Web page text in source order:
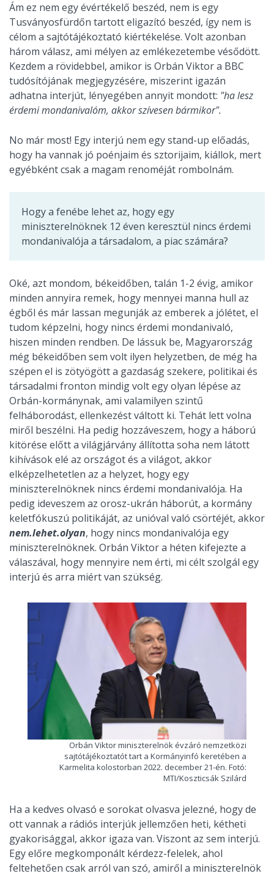
Ám ez nem egy évértékelő beszéd, nem is egy
Tusványosfürdőn tartott eligazító beszéd, így nem is
célom a sajtótájékoztató kiértékelése. Volt azonban
három válasz, ami mélyen az emlékezetembe vésődött.
Kezdem a rövidebbel, amikor is Orbán Viktor a BBC
tudósítójának megjegyzésére, miszerint igazán
adhatna interjút, lényegében annyit mondott: "ha lesz
érdemi mondanivalóm, akkor szívesen bármikor".
No már most! Egy interjú nem egy stand-up előadás,
hogy ha vannak jó poénjaim és sztorijaim, kiállok, mert
egyébként csak a magam renoméját rombolnám.
Hogy a fenébe lehet az, hogy egy
miniszterelnöknek 12 éven keresztül nincs érdemi
mondanivalója a társadalom, a piac számára?
Oké, azt mondom, békeidőben, talán 1-2 évig, amikor
minden annyira remek, hogy mennyei manna hull az
égből és már lassan megunják az emberek a jólétet, el
tudom képzelni, hogy nincs érdemi mondanivaló,
hiszen minden rendben. De lássuk be, Magyarország
még békeidőben sem volt ilyen helyzetben, de még ha
szépen el is zötyögött a gazdaság szekere, politikai és
társadalmi fronton mindig volt egy olyan lépése az
Orbán-kormánynak, ami valamilyen szintű
felháborodást, ellenkezést váltott ki. Tehát lett volna
miről beszélni. Ha pedig hozzáveszem, hogy a háború
kitörése előtt a világjárvány állította soha nem látott
kihívások elé az országot és a világot, akkor
elképzelhetetlen az a helyzet, hogy egy
miniszterelnöknek nincs érdemi mondanivalója. Ha
pedig ideveszem az orosz-ukrán háborút, a kormány
keletfókuszú politikáját, az unióval való csörtéjét, akkor
nem.lehet.olyan, hogy nincs mondanivalója egy
miniszterelnöknek. Orbán Viktor a héten kifejezte a
válaszával, hogy mennyire nem érti, mi célt szolgál egy
interjú és arra miért van szükség.
Orbán Viktor miniszterelnök évzáró nemzetközi
sajtótájékoztatót tart a Kormányinfó keretében a
Karmelita kolostorban 2022. december 21-én. Fotó:
MTI/Koszticsák Szilárd
Ha a kedves olvasó e sorokat olvasva jelezné, hogy de
ott vannak a rádiós interjúk jellemzően heti, kétheti
gyakorisággal, akkor igaza van. Viszont az sem interjú.
Egy előre megkomponált kérdezz-felelek, ahol
feltehetően csak arról van szó, amiről a miniszterelnök